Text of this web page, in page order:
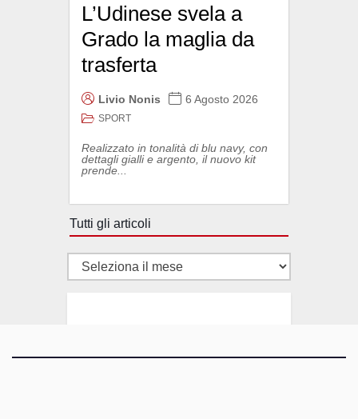
L’Udinese svela a
Grado la maglia da
trasferta
Livio Nonis 6 Agosto 2026
SPORT
Realizzato in tonalità di blu navy, con
dettagli gialli e argento, il nuovo kit
prende...
Tutti gli articoli
Tutti